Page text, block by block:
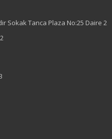
Sokak Tanca Plaza No:25 Daire 2